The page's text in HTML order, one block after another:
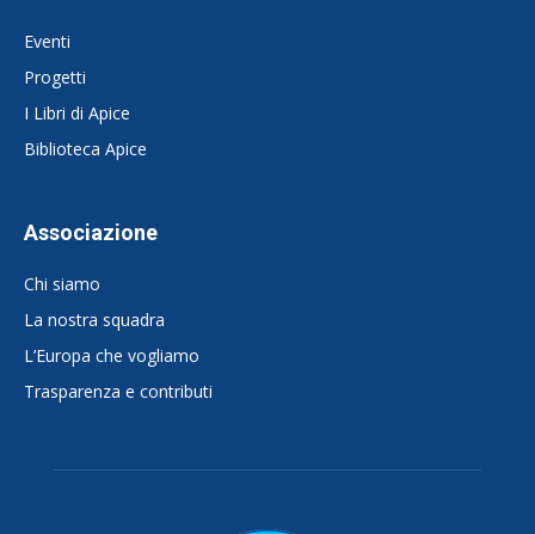
Eventi
Progetti
I Libri di Apice
Biblioteca Apice
Associazione
Chi siamo
La nostra squadra
L’Europa che vogliamo
Trasparenza e contributi